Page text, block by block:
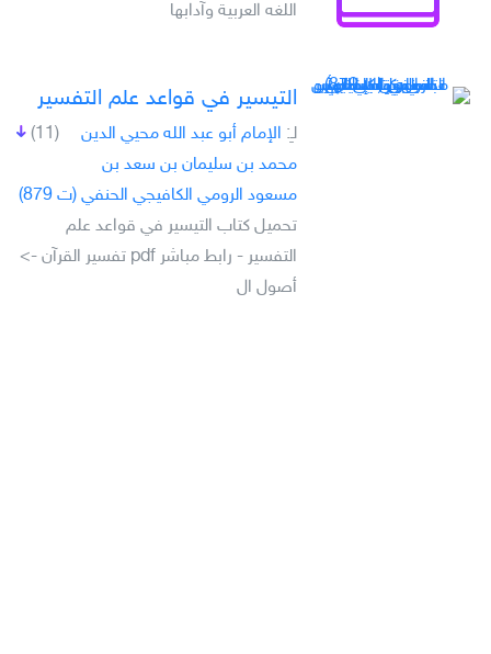
اللغه العربية وآدابها
التيسير في قواعد علم التفسير
(11) لـِ: الإمام أبو عبد الله محيي الدين
محمد بن سليمان بن سعد بن
مسعود الرومي الكافيجي الحنفي (ت 879)
تحميل كتاب التيسير في قواعد علم
التفسير - رابط مباشر pdf تفسير القرآن ->
أصول ال